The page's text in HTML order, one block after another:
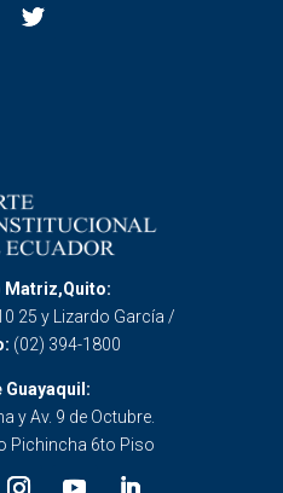
Matriz,Quito:
25 y Lizardo García /
(02) 394-1800
Guayaquil:
y Av. 9 de Octubre.
Pichincha 6to Piso